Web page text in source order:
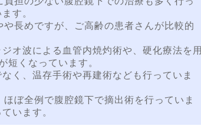
す。
長めですが、ご高齢の患者さんが比較的
オ波による血管内焼灼術や、硬化療法を用
短くなっています。
く、温存手術や再建術なども行っていま
ぼ全例で腹腔鏡下で摘出術を行っていま
います。